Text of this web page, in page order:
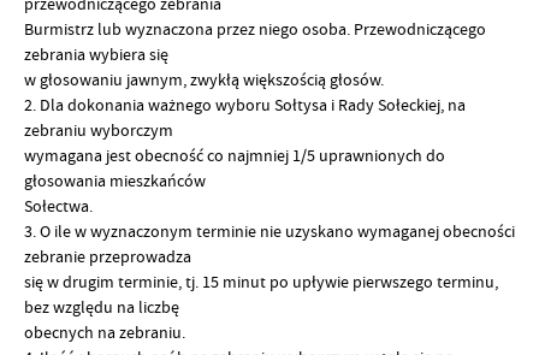
Burmistrz lub wyznaczona przez niego osoba. Przewodniczącego
zebrania wybiera się
w głosowaniu jawnym, zwykłą większością głosów.
2. Dla dokonania ważnego wyboru Sołtysa i Rady Sołeckiej, na
zebraniu wyborczym
wymagana jest obecność co najmniej 1/5 uprawnionych do
głosowania mieszkańców
Sołectwa.
3. O ile w wyznaczonym terminie nie uzyskano wymaganej obecności
zebranie przeprowadza
się w drugim terminie, tj. 15 minut po upływie pierwszego terminu,
bez względu na liczbę
obecnych na zebraniu.